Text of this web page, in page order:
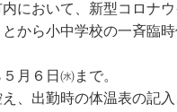
において、新型コロナ
から小中学校の一斉臨
月６日㈬まで。
、出勤時の体温表の記